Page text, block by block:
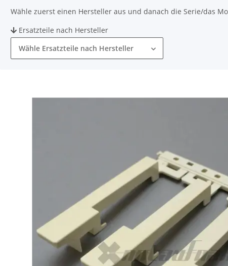
Wähle zuerst einen Hersteller aus und danach die Serie/das
Ersatzteile nach Hersteller
Wähle Ersatzteile nach Hersteller